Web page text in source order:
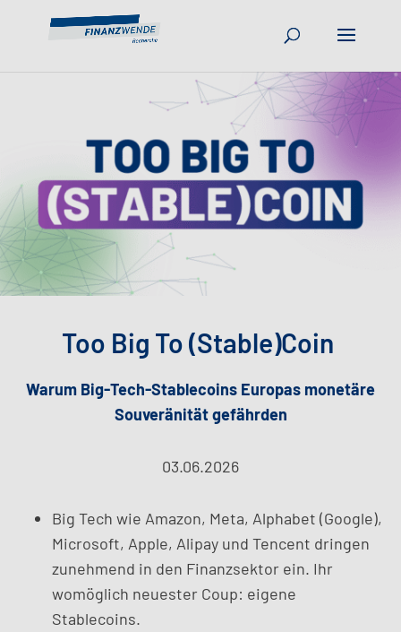
Too Big To (Stable)Coin
Warum Big-Tech-Stablecoins Europas monetäre
Souveränität gefährden
03.06.2026
Big Tech wie Amazon, Meta, Alphabet (Google),
Microsoft, Apple, Alipay und Tencent dringen
zunehmend in den Finanzsektor ein. Ihr
womöglich neuester Coup: eigene
Stablecoins.